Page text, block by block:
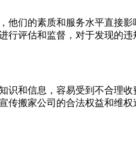
们的素质和服务水平直接
评估和监督，对于发现的
和信息，容易受到不合理
搬家公司的合法权益和维